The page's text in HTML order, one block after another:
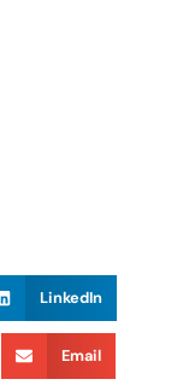
LinkedIn
Email